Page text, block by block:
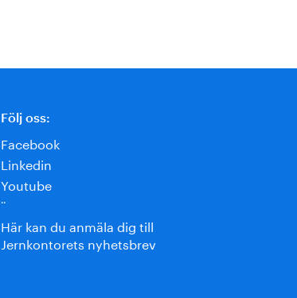
Följ oss:
Facebook
Linkedin
Youtube
¨
Här kan du anmäla dig till
Jernkontorets nyhetsbrev